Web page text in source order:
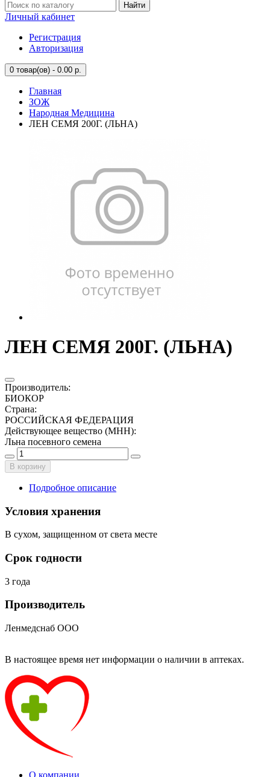
Найти
Личный кабинет
Регистрация
Авторизация
0 товар(ов) - 0.00 р.
Главная
ЗОЖ
Народная Медицина
ЛЕН СЕМЯ 200Г. (ЛЬНА)
ЛЕН СЕМЯ 200Г. (ЛЬНА)
Производитель:
БИОКОР
Страна:
РОССИЙСКАЯ ФЕДЕРАЦИЯ
Действующее вещество (МНН):
Льна посевного семена
В корзину
Подробное описание
Условия хранения
В сухом, защищенном от света месте
Срок годности
3 года
Производитель
Ленмедснаб ООО
В настоящее время нет информации о наличии в аптеках.